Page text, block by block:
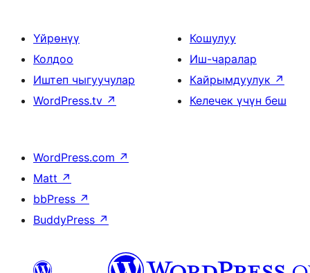
Үйрөнүү
Колдоо
Иштеп чыгуучулар
WordPress.tv ↗
Кошулуу
Иш-чаралар
Кайрымдуулук ↗
Келечек үчүн беш
WordPress.com ↗
Matt ↗
bbPress ↗
BuddyPress ↗